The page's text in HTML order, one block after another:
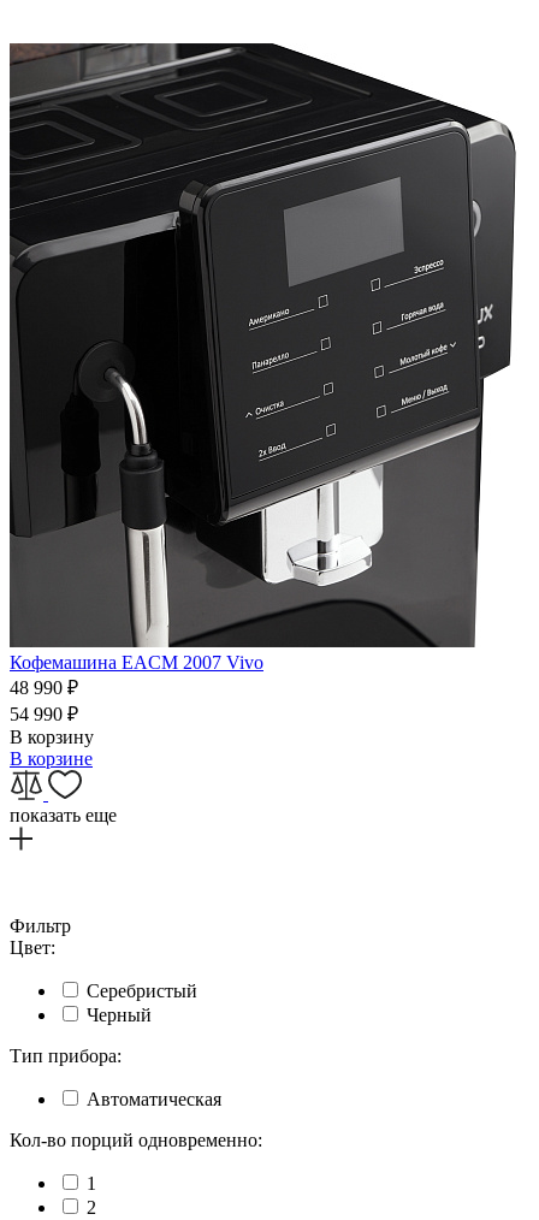
Кофемашина EACM 2007 Vivo
48 990 ₽
54 990 ₽
В корзину
В корзине
показать еще
Фильтр
Цвет:
Серебристый
Черный
Тип прибора:
Автоматическая
Кол-во порций одновременно:
1
2